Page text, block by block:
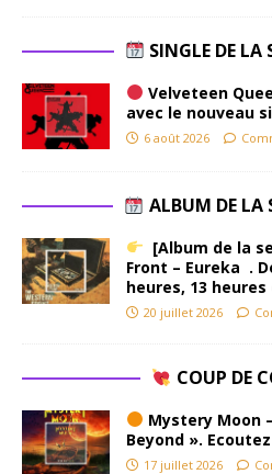
SINGLE DE LA
Velveteen
avec le nouveau
6 août 2026
ALBUM DE LA
[Album de la
Front – Eureka .
heures, 13
20 juillet 2026
COUP DE
Mystery Moon
Beyond ».
17 juillet 2026